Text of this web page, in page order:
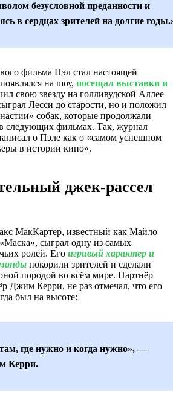
безусловной преданности и
в сердцах зрителей на долгие
фильма Пэл стал настоящей
на шоу, посещал выставки и
свою звезду на голливудской Аллее
Лесси до старости, но и положил
собак, которые продолжали
следующих фильмах. Так, журнал
о Пэле как о «самом успешном
в истории кино».
джек-рассел
МакКартер, известный как Майло
сыграл одну из самых
ролей. Его игривый характер и
покорили зрителей и сделали
породой во всём мире. Партнёр
Джим Керри, не раз отмечал, что его
был на высоте:
где нужно и когда нужно», —
Керри.